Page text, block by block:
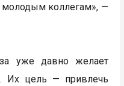
коллегам», —
уже давно желает
Их цель — привлечь